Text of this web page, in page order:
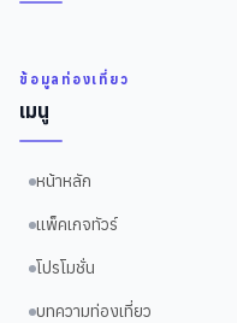
ข้อมูลท่องเที่ยว
เมนู
หน้าหลัก
แพ็คเกจทัวร์
โปรโมชั่น
บทความท่องเที่ยว